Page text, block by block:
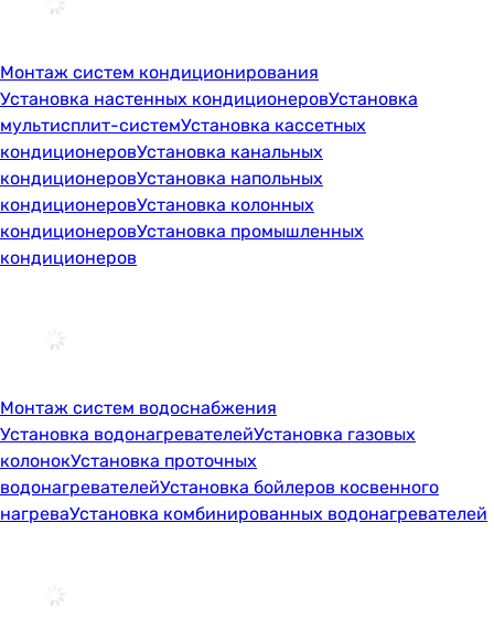
Монтаж систем кондиционирования
Установка настенных кондиционеровУстановка
мультисплит-системУстановка кассетных
кондиционеровУстановка канальных
кондиционеровУстановка напольных
кондиционеровУстановка колонных
кондиционеровУстановка промышленных
кондиционеров
Монтаж систем водоснабжения
Установка водонагревателейУстановка газовых
колонокУстановка проточных
водонагревателейУстановка бойлеров косвенного
нагреваУстановка комбинированных водонагревателей